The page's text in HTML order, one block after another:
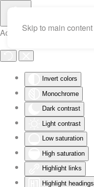
Accessibility Tools
Invert colors
Monochrome
Dark contrast
Light contrast
Low saturation
High saturation
Highlight links
Highlight headings
Skip to main content